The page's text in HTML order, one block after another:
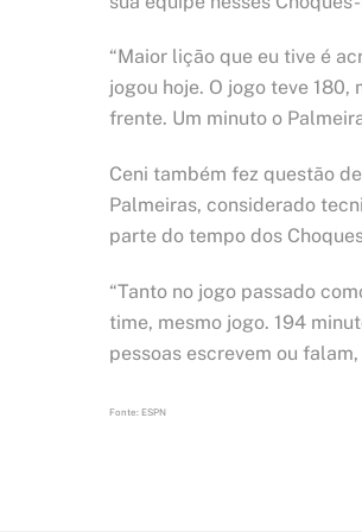
“Maior lição que eu tive é
jogou hoje. O jogo teve
frente. Um minuto o
Ceni também fez questão
Palmeiras, considerado
parte do tempo dos
“Tanto no jogo passado
time, mesmo jogo. 194
pessoas escrevem ou
Fonte: ESPN